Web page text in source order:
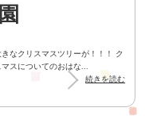
なクリスマスツリーが！！！ ク
スについてのおはな...
続きを読む